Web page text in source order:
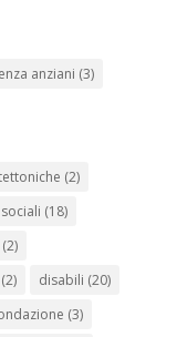
anziani (3)
(2)
(18)
(2)
(2) disabili (20)
(3)